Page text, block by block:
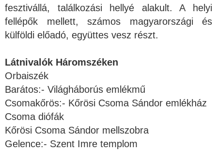
fesztivállá, találkozási hellyé alakult. A helyi
fellépők mellett, számos magyarországi és
külföldi előadó, együttes vesz részt.
Látnivalók Háromszéken
Orbaiszék
Barátos:- Világháborús emlékmű
Csomakőrös:- Kőrösi Csoma Sándor emlékház
Csoma diófák
Kőrösi Csoma Sándor mellszobra
Gelence:- Szent Imre templom